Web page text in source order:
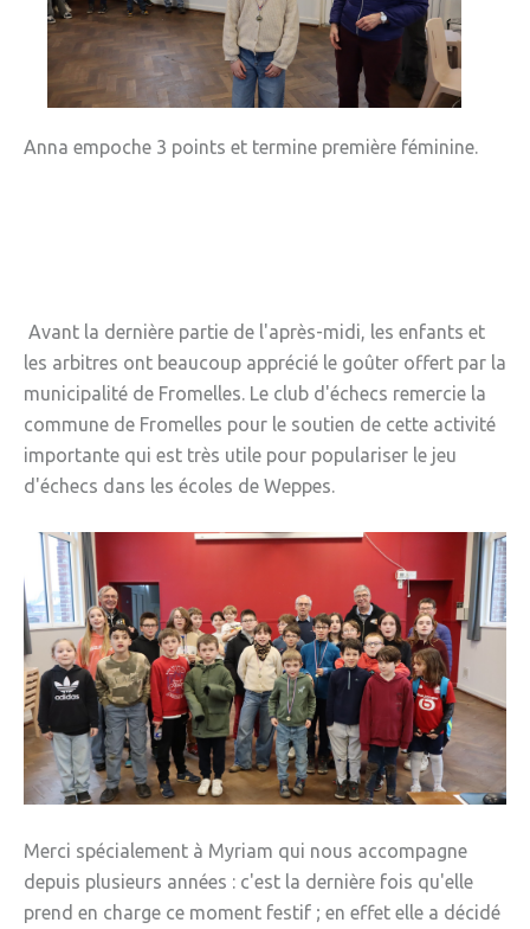
Anna empoche 3 points et termine première féminine.
Avant la dernière partie de l'après-midi, les enfants et
les arbitres ont beaucoup apprécié le goûter offert par la
municipalité de Fromelles. Le club d'échecs remercie la
commune de Fromelles pour le soutien de cette activité
importante qui est très utile pour populariser le jeu
d'échecs dans les écoles de Weppes.
Merci spécialement à Myriam qui nous accompagne
depuis plusieurs années : c'est la dernière fois qu'elle
prend en charge ce moment festif ; en effet elle a décidé